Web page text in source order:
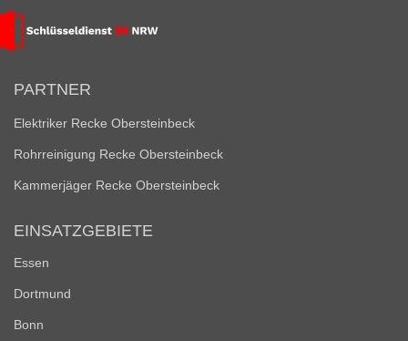
PARTNER
Elektriker Recke Obersteinbeck
Rohrreinigung Recke Obersteinbeck
Kammerjäger Recke Obersteinbeck
EINSATZGEBIETE
Essen
Dortmund
Bonn